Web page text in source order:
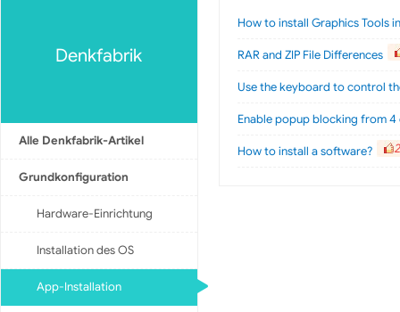
Denkfabrik
Alle Denkfabrik-Artikel
Grundkonfiguration
Hardware-Einrichtung
Installation des OS
App-Installation
How to install Graphics Tools
RAR and ZIP File Differences
Use the keyboard to control
Enable popup blocking from
How to install a software?